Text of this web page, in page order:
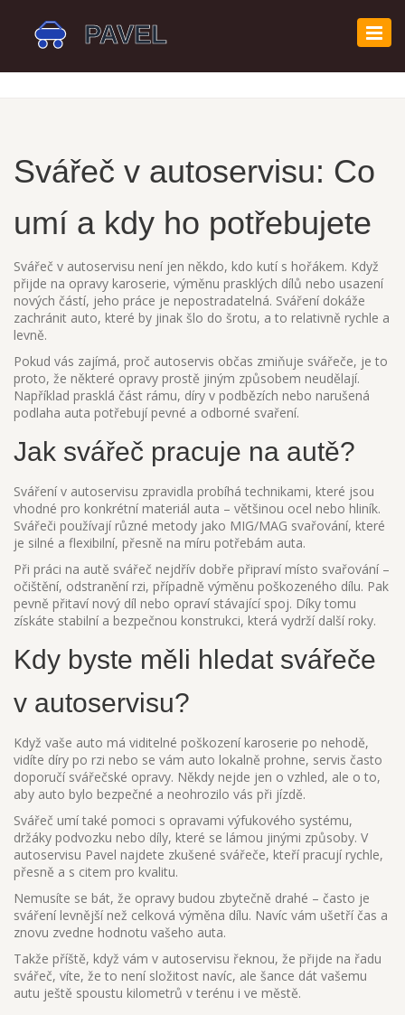
Svářeč v autoservisu: Co
umí a kdy ho potřebujete
Svářeč v autoservisu není jen někdo, kdo kutí s hořákem. Když
přijde na opravy karoserie, výměnu prasklých dílů nebo usazení
nových částí, jeho práce je nepostradatelná. Sváření dokáže
zachránit auto, které by jinak šlo do šrotu, a to relativně rychle a
levně.
Pokud vás zajímá, proč autoservis občas zmiňuje svářeče, je to
proto, že některé opravy prostě jiným způsobem neudělají.
Například prasklá část rámu, díry v podbězích nebo narušená
podlaha auta potřebují pevné a odborné svaření.
Jak svářeč pracuje na autě?
Sváření v autoservisu zpravidla probíhá technikami, které jsou
vhodné pro konkrétní materiál auta – většinou ocel nebo hliník.
Svářeči používají různé metody jako MIG/MAG svařování, které
je silné a flexibilní, přesně na míru potřebám auta.
Při práci na autě svářeč nejdřív dobře připraví místo svařování –
očištění, odstranění rzi, případně výměnu poškozeného dílu. Pak
pevně přitaví nový díl nebo opraví stávající spoj. Díky tomu
získáte stabilní a bezpečnou konstrukci, která vydrží další roky.
Kdy byste měli hledat svářeče
v autoservisu?
Když vaše auto má viditelné poškození karoserie po nehodě,
vidíte díry po rzi nebo se vám auto lokalně prohne, servis často
doporučí svářečské opravy. Někdy nejde jen o vzhled, ale o to,
aby auto bylo bezpečné a neohrozilo vás při jízdě.
Svářeč umí také pomoci s opravami výfukového systému,
držáky podvozku nebo díly, které se lámou jinými způsoby. V
autoservisu Pavel najdete zkušené svářeče, kteří pracují rychle,
přesně a s citem pro kvalitu.
Nemusíte se bát, že opravy budou zbytečně drahé – často je
sváření levnější než celková výměna dílu. Navíc vám ušetří čas a
znovu zvedne hodnotu vašeho auta.
Takže příště, když vám v autoservisu řeknou, že přijde na řadu
svářeč, víte, že to není složitost navíc, ale šance dát vašemu
autu ještě spoustu kilometrů v terénu i ve městě.